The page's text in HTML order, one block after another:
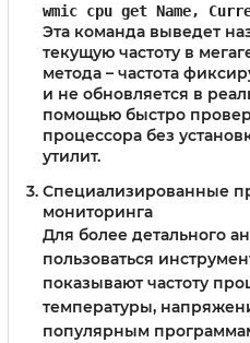
wmic cpu get Name,
Эта команда выведет
текущую частоту в
метода – частота
и не обновляется в
помощью быстро
процессора без
утилит.
Специализированные
мониторинга
Для более детального
пользоваться
показывают частоту
температуры,
популярным